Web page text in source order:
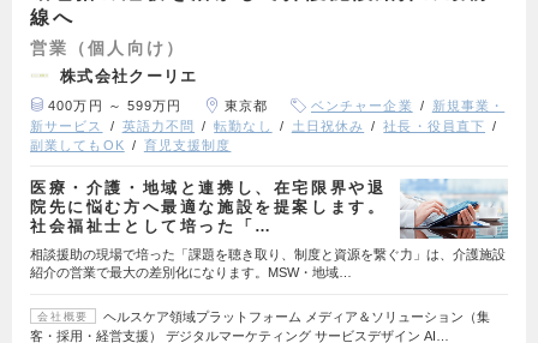
線へ
営業（個人向け）
株式会社クーリエ
400万円 ～ 599万円 東京都 ベンチャー企業
新規事業・
新サービス
英語力不問 転勤なし 土日祝休み
社長・役員直下
副業してもOK
育児支援制度
医療・介護・地域と連携し、在宅限界や退
院先に悩む方へ最適な施設を提案します。
社会福祉士として培った「…
相談援助の現場で培った「課題を聴き取り、制度と資源を繋ぐ力」は、介護施設
紹介の営業で最大の差別化になります。MSW・地域…
会社概要
ヘルスケア領域プラットフォーム メディア＆ソリューション（集
客・採用・経営支援） デジタルマーケティング サービスデザイン AI…